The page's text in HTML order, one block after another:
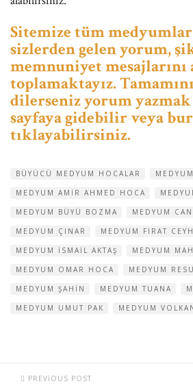
Sitemize tüm
sizlerden gelen yorum,
memnuniyet mesajlarını
toplamaktayız.
dilerseniz yorum
sayfaya gidebilir veya
tıklayabilirsiniz.
BÜYÜCÜ MEDYUM HOCALAR
MEDYUM AMIR AHMED HOCA
MEDYUM BÜYÜ BOZMA
MEDYUM
MEDYUM ÇINAR
MEDYUM FIRAT
MEDYUM ISMAIL AKTAŞ
MEDYUM
MEDYUM OMAR HOCA
MEDYUM
MEDYUM ŞAHIN
MEDYUM TUANA
MEDYUM UMUT PAK
MEDYUM
PREVIOUS POST